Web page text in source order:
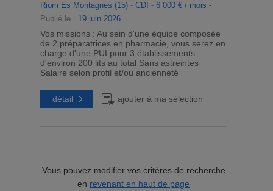
Riom Es Montagnes (15)- CDI - 6 000 € / mois -
Publié le : 19 juin 2026
Vos missions : Au sein d'une équipe composée
de 2 préparatrices en pharmacie, vous serez en
charge d'une PUI pour 3 établissements
d'environ 200 lits au total Sans astreintes
Salaire selon profil et/ou ancienneté
détail ajouter à ma sélection
Vous pouvez modifier vos critères de recherche
en revenant en haut de page